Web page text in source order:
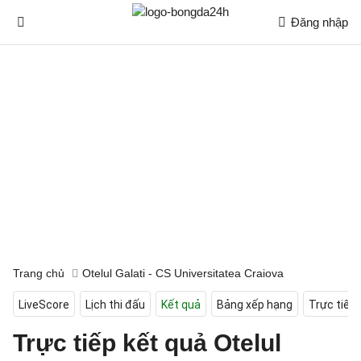
Đăng nhập
Trang chủ Otelul Galati - CS Universitatea Craiova
LiveScore Lịch thi đấu Kết quả Bảng xếp hạng Trực tiếp
Trực tiếp kết quả Otelul